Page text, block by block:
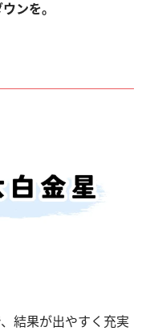
ンを。
結果が出やすく充実